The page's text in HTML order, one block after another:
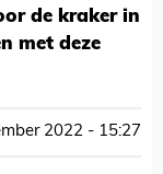
de kraker in
met deze
2022 - 15:27